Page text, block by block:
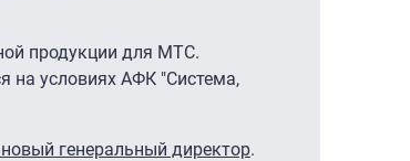
продукции для МТС.
на условиях АФК "Система,
генеральный директор.